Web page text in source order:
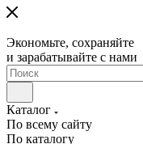
Экономьте, сохраняйте
и зарабатывайте с нами
Каталог
По всему сайту
По каталогу